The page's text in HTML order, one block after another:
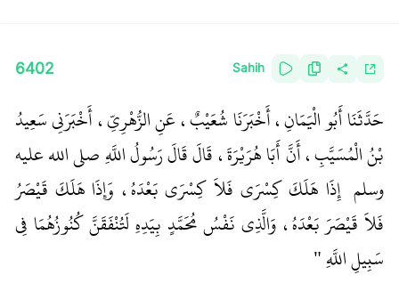
6402 Sahih
حَدَّثَنَا أَبُو الْيَمَانِ، أَخْبَرَنَا شُعَيْبٌ، عَنِ الزُّهْرِيِّ، أَخْبَرَنِي سَعِيدُ
بْنُ الْمُسَيَّبِ، أَنَّ أَبَا هُرَيْرَةَ، قَالَ قَالَ رَسُولُ اللَّهِ صلى الله عليه
وسلم ‏ ‏ إِذَا هَلَكَ كِسْرَى فَلاَ كِسْرَى بَعْدَهُ، وَإِذَا هَلَكَ قَيْصَرُ
فَلاَ قَيْصَرَ بَعْدَهُ، وَالَّذِي نَفْسُ مُحَمَّدٍ بِيَدِهِ لَتُنْفَقَنَّ كُنُوزُهُمَا فِي
سَبِيلِ اللَّهِ ‏"